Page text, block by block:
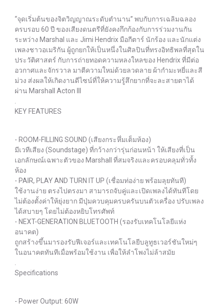
“จุดเริ่มต้นของจิตวิญญาณระดับตำนาน” พบกับการเฉลิมฉลอง
ครบรอบ 60 ปี ของเสียงดนตรีที่ยังคงกึกก้องกับการร่วมงานกัน
ระหว่าง Marshal และ Jimi Hendrix มือกีตาร์ นักร้อง และนักแต่ง
เพลงชาวอเมริกัน ผู้ถูกยกให้เป็นหนึ่งในศิลปินที่ทรงอิทธิพลที่สุดใน
ประวัติศาสตร์ กับการถ่ายทอดความหลงใหลของ Hendrix ที่มีต่อ
อวกาศและจักรวาล มาตีความใหม่ด้วยลวดลาย ผ้ากำมะหยี่และสี
ม่วง ส่งผลให้เกิดงานดีไซน์ที่ให้ความรู้สึกยากที่จะละสายตาได้
ผ่าน Marshall Acton III
KEY FEATURES
- ROOM-FILLING SOUND (เสียงกระหึ่มเต็มห้อง)
มีเวทีเสียง (Soundstage) ที่กว้างกว่ารุ่นก่อนหน้า ให้เสียงที่เป็น
เอกลักษณ์เฉพาะตัวของ Marshall ที่สมจริงและครอบคลุมทั่วทั้ง
ห้อง
- PAIR, PLAY AND TURN IT UP (เชื่อมท่อง่าย พร้อมลุยทันที)
ใช้งานง่าย ตรงไปตรงมา สามารถจับคู่และเปิดเพลงได้ทันทีโดย
ไม่ต้องตั้งค่าให้ยุ่งยาก มีปุ่มควบคุมครบครันบนตัวเครื่อง ปรับเพลง
ได้สบายๆ โดยไม่ต้องหยิบโทรศัพท์
- NEXT-GENERATION BLUETOOTH (รองรับเทคโนโลยีแห่ง
อนาคต)
ถูกสร้างขึ้นมารองรับฟีเจอร์และเทคโนโลยีบลูทูธเวอร์ชันใหม่ๆ
ในอนาคตทันทีเมื่อพร้อมใช้งาน เพื่อให้ลำโพงไม่ล้าสมัย
Specifications
- Power Output: 60W